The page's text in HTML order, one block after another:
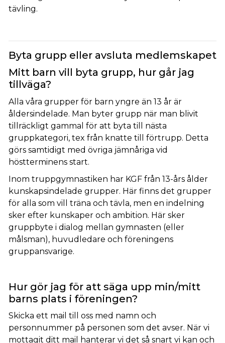
tävling.
Byta grupp eller avsluta medlemskapet
Mitt barn vill byta grupp, hur går jag
tillväga?
Alla våra grupper för barn yngre än 13 år är
åldersindelade. Man byter grupp när man blivit
tillräckligt gammal för att byta till nästa
gruppkategori, tex från knatte till förtrupp. Detta
görs samtidigt med övriga jämnåriga vid
höstterminens start.
Inom truppgymnastiken har KGF från 13-års ålder
kunskapsindelade grupper. Här finns det grupper
för alla som vill träna och tävla, men en indelning
sker efter kunskaper och ambition. Här sker
gruppbyte i dialog mellan gymnasten (eller
målsman), huvudledare och föreningens
gruppansvarige.
Hur gör jag för att säga upp min/mitt
barns plats i föreningen?
Skicka ett mail till oss med namn och
personnummer på personen som det avser. När vi
mottagit ditt mail hanterar vi det så snart vi kan och